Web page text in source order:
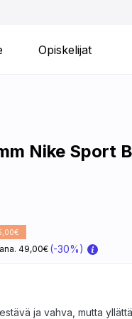
Opiskelijat
Nike Sport
49,00€(-30%)
ja vahva, mutta